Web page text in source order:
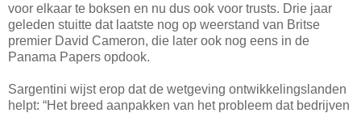
voor elkaar te boksen en nu dus ook voor trusts. Drie jaar
geleden stuitte dat laatste nog op weerstand van Britse
premier David Cameron, die later ook nog eens in de
Panama Papers opdook.
Sargentini wijst erop dat de wetgeving ontwikkelingslanden
helpt: “Het breed aanpakken van het probleem dat bedrijven